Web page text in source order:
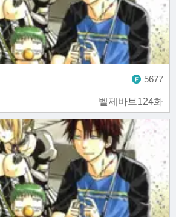
벨제바브124화
5677